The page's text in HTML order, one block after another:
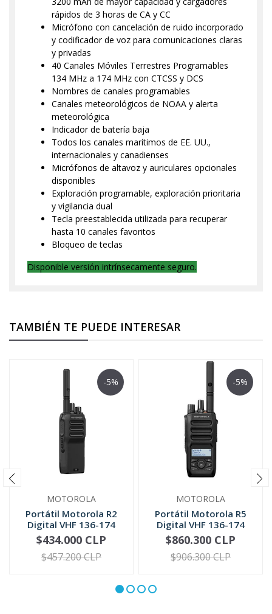
rápidos de 3 horas de CA y CC
Micrófono con cancelación de ruido incorporado
y codificador de voz para comunicaciones claras
y privadas
40 Canales Móviles Terrestres Programables
134 MHz a 174 MHz con CTCSS y DCS
Nombres de canales programables
Canales meteorológicos de NOAA y alerta
meteorológica
Indicador de batería baja
Todos los canales marítimos de EE. UU.,
internacionales y canadienses
Micrófonos de altavoz y auriculares opcionales
disponibles
Exploración programable, exploración prioritaria
y vigilancia dual
Tecla preestablecida utilizada para recuperar
hasta 10 canales favoritos
Bloqueo de teclas
Disponible versión intrínsecamente seguro.
TAMBIÉN TE PUEDE INTERESAR
-5%
MOTOROLA
Portátil Motorola R2
Digital VHF 136-174
MHz UH...
VER OPCIONES
$434.000 CLP
$457.200 CLP
-5%
MOTOROLA
Portátil Motorola R5
Digital VHF 136-174
MHz | ...
VER OPCIONES
$860.300 CLP
$906.300 CLP